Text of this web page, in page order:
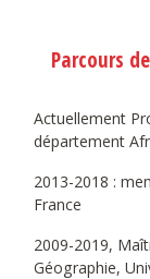
Parcours
Actuellement
département
2013-2018 :
France
2009-2019,
Géographie,